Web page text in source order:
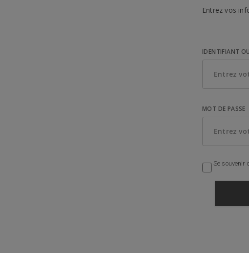
Entrez vos
IDENTIFIANT
MOT DE PASSE
Se souvenir